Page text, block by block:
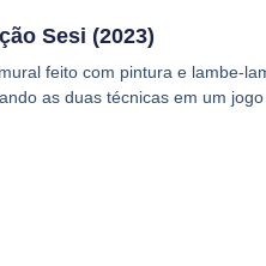
Sesi (2023)
feito com pintura e lambe-
as duas técnicas em um jogo